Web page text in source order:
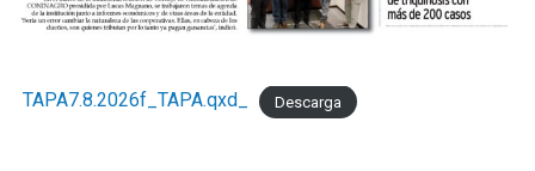
TAPA7.8.2026f_TAPA.qxd_ Descarga